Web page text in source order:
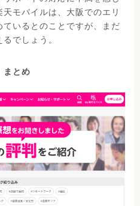
モバイルは、大阪でのエリ
いるとのことですが、まだ
でしょう。
とめ